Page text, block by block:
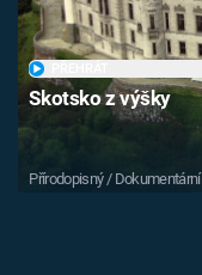
Skotsko z výšky
Přírodopisný / Dokumentární